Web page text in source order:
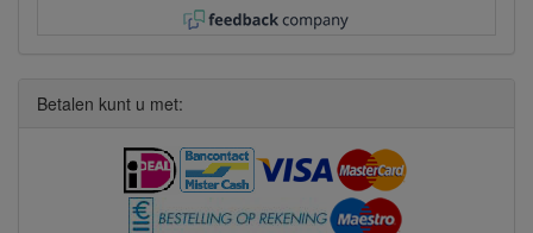
Betalen kunt u met: